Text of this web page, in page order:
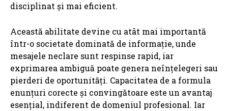
disciplinat și mai eficient.
Această abilitate devine cu atât mai importantă
într-o societate dominată de informație, unde
mesajele neclare sunt respinse rapid, iar
exprimarea ambiguă poate genera neînțelegeri sau
pierderi de oportunități. Capacitatea de a formula
enunțuri corecte și convingătoare este un avantaj
esențial, indiferent de domeniul profesional. Iar